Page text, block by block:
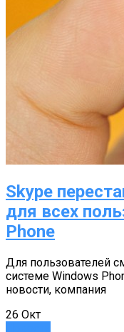
Skype
для всех
Phone
Для пользователей
системе Windows
новости, компания
26 Окт